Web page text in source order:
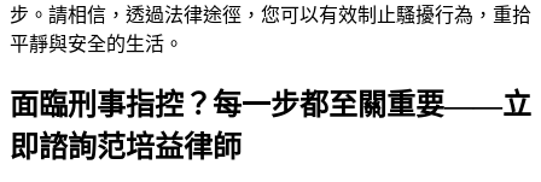
步。請相信，透過法律途徑，您可以有效制止騷擾行為，重拾
平靜與安全的生活。
面臨刑事指控？每一步都至關重要——立
即諮詢范培益律師